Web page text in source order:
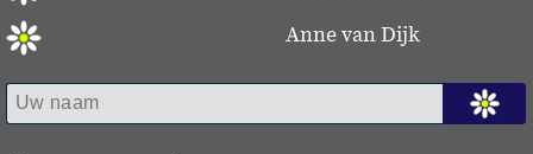
Anne van Dijk